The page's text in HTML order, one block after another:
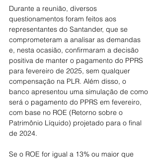
Durante a reunião, diversos
questionamentos foram feitos aos
representantes do Santander, que se
comprometeram a analisar as demandas
e, nesta ocasião, confirmaram a decisão
positiva de manter o pagamento do PPRS
para fevereiro de 2025, sem qualquer
compensação na PLR. Além disso, o
banco apresentou uma simulação de como
será o pagamento do PPRS em fevereiro,
com base no ROE (Retorno sobre o
Patrimônio Líquido) projetado para o final
de 2024.
Se o ROE for igual a 13% ou maior que